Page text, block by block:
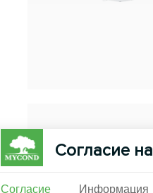
Согласие
Согласие Информация